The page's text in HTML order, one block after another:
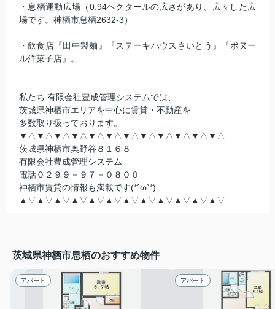
・息栖運動広場（0.94ヘクタールの広さがあり、広々した広
場です。神栖市息栖2632-3）
・飲食店『田中製麺』『ステーキハウスさいとう』『ボヌー
ル洋菓子店』。
私たち 有限会社豊成管理システムでは、
茨城県神栖市エリアを中心に賃貸・不動産を
多数取り扱っております。
▼△▼△▼△▼△▼△▼△▼△▼△▼△▼△▼△▼△
茨城県神栖市奥野谷８１６８
有限会社豊成管理システム
電話０２９９－９７－０８００
神栖市賃貸の情報も満載です(*´ω`*)
▲▽▲▽▲▽▲▽▲▽▲▽▲▽▲▽▲▽▲▽▲▽▲▽
茨城県神栖市息栖のおすすめ物件
アパート アパート